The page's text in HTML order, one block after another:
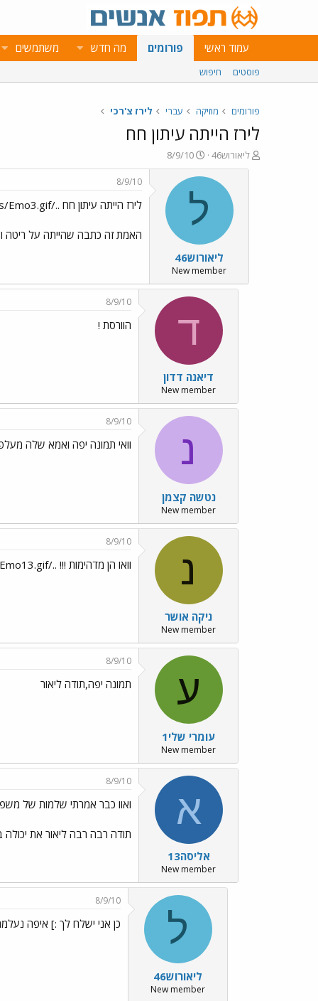
עמוד ראשי פורומים מה חדש משתמשים
פוסטים חיפוש
פורומים מוזיקה עברי לירז צ'רכי
לירז הייתה עיתון חח
פ
ו
ליאורוש46
פ
ו
ר
ס
ם
ב
א
ר
י
ך
8/9/10
ל
ליאורוש46
New member
8/9/10
לירז הייתה עיתון חח ../images/Emo3.gif
האמת זה כתבה שהייתה על ריטה
ד
דיאנה דדון
New member
8/9/10
הוורסת !
נ
נטשה קצמן
New member
8/9/10
וואי תמונה יפה ואמא שלה
נ
ניקה אושר
New member
8/9/10
וואו הן מדהימות !!! ../images/Emo13.gif
ע
עומרי שלי1
New member
8/9/10
תמונה יפה,תודה ליאור
א
אליסה13
New member
8/9/10
ואוו כבר אמרתי שלמות של
תודה רבה רבה ליאור את
ל
ליאורוש46
New member
8/9/10
כן אני ישלח לך :] איפה